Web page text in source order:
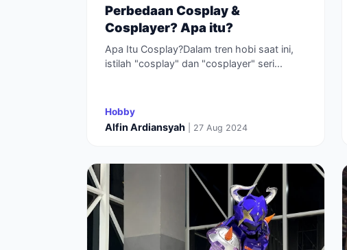
Perbedaan Cosplay &
Cosplayer? Apa itu?
Apa Itu Cosplay?Dalam tren hobi saat ini,
istilah "cosplay" dan "cosplayer" seri...
Hobby
Alfin Ardiansyah | 27 Aug 2024